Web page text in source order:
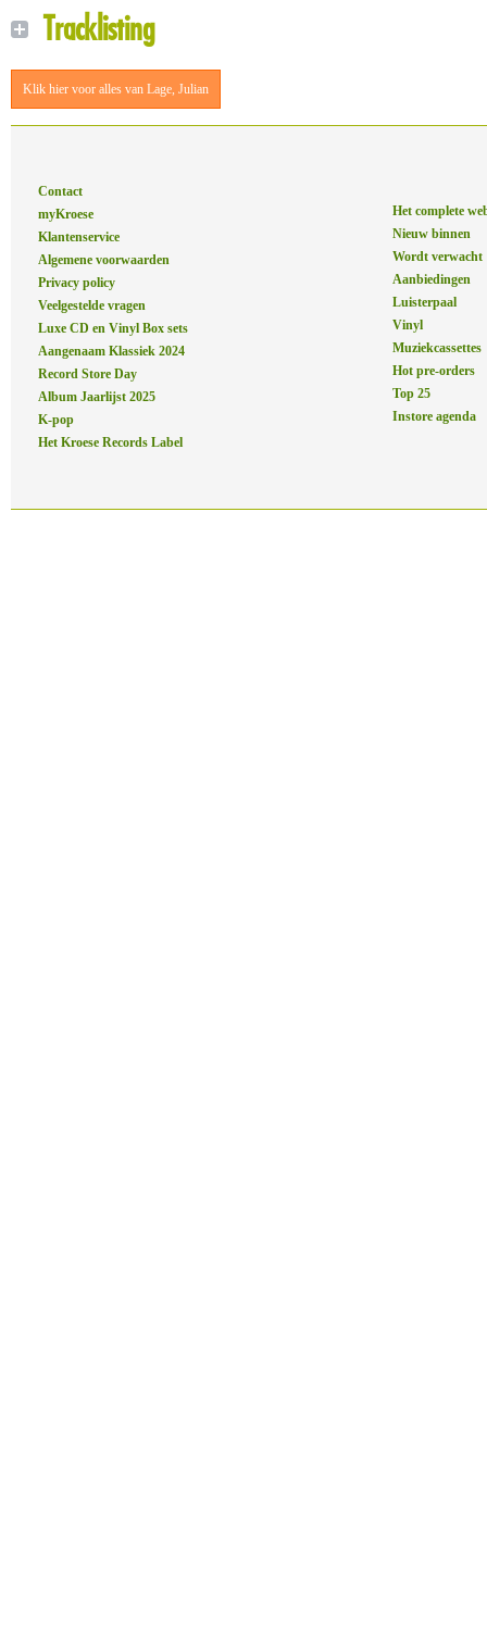
Tracklisting
Klik hier voor alles van Lage, Julian
Contact
myKroese
Klantenservice
Algemene voorwaarden
Privacy policy
Veelgestelde vragen
Luxe CD en Vinyl Box sets
Aangenaam Klassiek 2024
Record Store Day
Album Jaarlijst 2025
K-pop
Het Kroese Records Label
Het complete
Nieuw binnen
Wordt verwacht
Aanbiedingen
Luisterpaal
Vinyl
Muziekcassettes
Hot pre-orders
Top 25
Instore agenda